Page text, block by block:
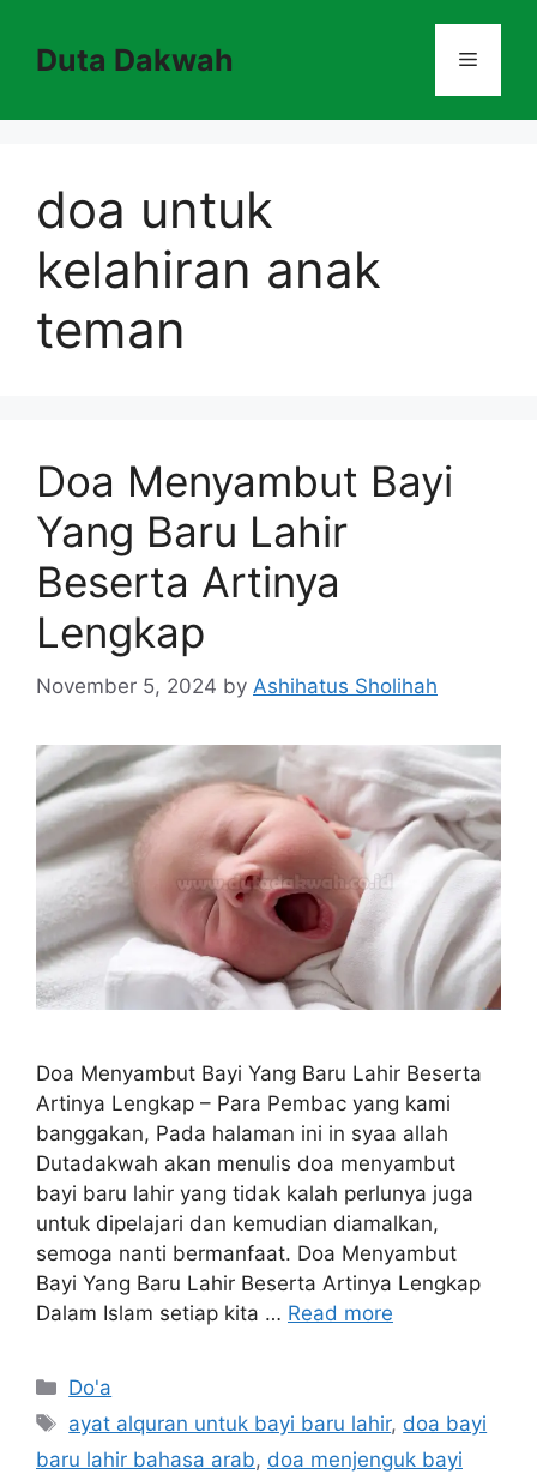
contentDuta Dakwah Menu
doa untuk
kelahiran anak
teman
Doa Menyambut Bayi
Yang Baru Lahir
Beserta Artinya
Lengkap
November 5, 2024 by Ashihatus Sholihah
Doa Menyambut Bayi Yang Baru Lahir Beserta
Artinya Lengkap – Para Pembac yang kami
banggakan, Pada halaman ini in syaa allah
Dutadakwah akan menulis doa menyambut
bayi baru lahir yang tidak kalah perlunya juga
untuk dipelajari dan kemudian diamalkan,
semoga nanti bermanfaat. Doa Menyambut
Bayi Yang Baru Lahir Beserta Artinya Lengkap
Dalam Islam setiap kita … Read more
Categories
Do'a
Tags
ayat alquran untuk bayi baru lahir, doa bayi
baru lahir bahasa arab, doa menjenguk bayi